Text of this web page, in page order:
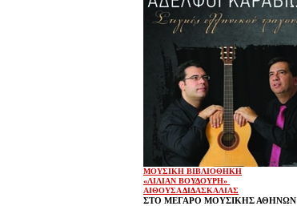
ΜΟΥΣΙΚΗ ΒΙΒΛΙΟΘΗΚΗ
«ΛΙΛΙΑΝ ΒΟΥΔΟΥΡΗ»
ΑΙΘΟΥΣΑ ΔΙΔΑΣΚΑΛΙΑΣ
ΣΤΟ ΜΕΓΑΡΟ ΜΟΥΣΙΚΗΣ ΑΘΗΝΩΝ